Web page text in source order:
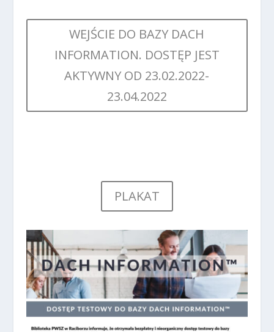
WEJŚCIE DO BAZY DACH
INFORMATION. DOSTĘP JEST
AKTYWNY OD 23.02.2022-
23.04.2022
PLAKAT